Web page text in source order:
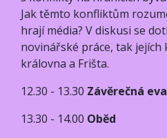
Jak těmto konfliktům
hrají média? V diskusi se
novinářské práce, tak jejích
královna a Frišta.
12.30 - 13.30 Závěrečná
13.30 - 14.00 Oběd